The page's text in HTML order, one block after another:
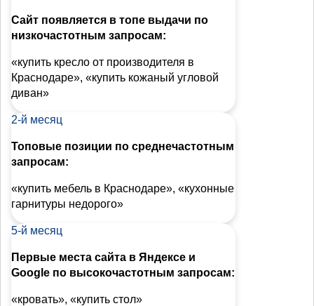
Сайт появляется в топе выдачи по
низкочастотным запросам:
«купить кресло от производителя в
Краснодаре», «купить кожаный угловой
диван»
2-й месяц
Топовые позиции по среднечастотным
запросам:
«купить мебель в Краснодаре», «кухонные
гарнитуры недорого»
5-й месяц
Первые места сайта в Яндексе и
Google по высокочастотным запросам:
«кровать», «купить стол»